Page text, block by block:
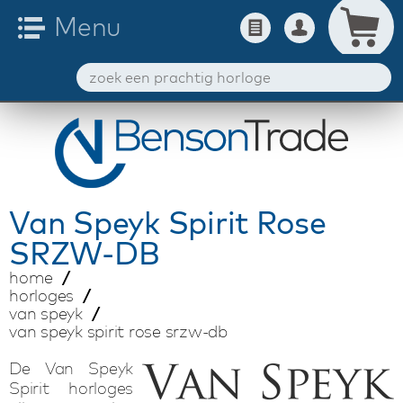
Van SpeykSpirit Rose
SRZW-DB
home
horloges
van speyk
van speyk spirit rose srzw-db
De Van Speyk
Spirit horloges